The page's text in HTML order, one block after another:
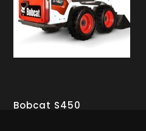
Bobcat S450